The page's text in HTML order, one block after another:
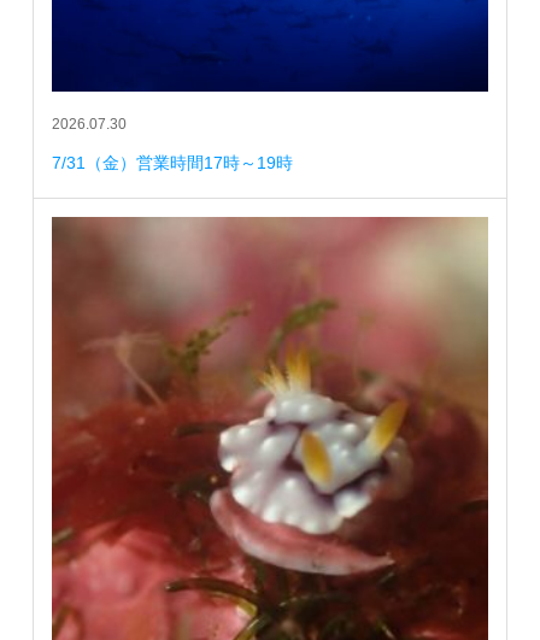
2026.07.30
7/31（金）営業時間17時～19時